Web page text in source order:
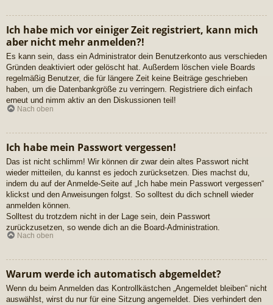
Ich habe mich vor einiger Zeit registriert, kann mich
aber nicht mehr anmelden?!
Es kann sein, dass ein Administrator dein Benutzerkonto aus verschieden
Gründen deaktiviert oder gelöscht hat. Außerdem löschen viele Boards
regelmäßig Benutzer, die für längere Zeit keine Beiträge geschrieben
haben, um die Datenbankgröße zu verringern. Registriere dich einfach
erneut und nimm aktiv an den Diskussionen teil!
Nach oben
Ich habe mein Passwort vergessen!
Das ist nicht schlimm! Wir können dir zwar dein altes Passwort nicht
wieder mitteilen, du kannst es jedoch zurücksetzen. Dies machst du,
indem du auf der Anmelde-Seite auf „Ich habe mein Passwort vergessen“
klickst und den Anweisungen folgst. So solltest du dich schnell wieder
anmelden können.
Solltest du trotzdem nicht in der Lage sein, dein Passwort
zurückzusetzen, so wende dich an die Board-Administration.
Nach oben
Warum werde ich automatisch abgemeldet?
Wenn du beim Anmelden das Kontrollkästchen „Angemeldet bleiben“ nicht
auswählst, wirst du nur für eine Sitzung angemeldet. Dies verhindert den